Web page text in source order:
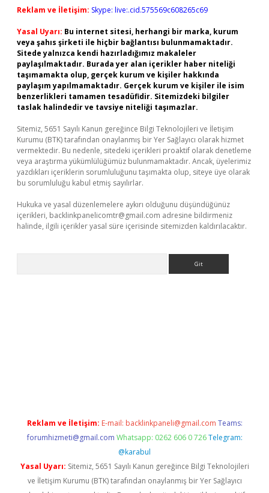
Reklam ve İletişim: Skype: live:.cid.575569c608265c69
Yasal Uyarı: Bu internet sitesi, herhangi bir marka, kurum
veya şahıs şirketi ile hiçbir bağlantısı bulunmamaktadır.
Sitede yalnızca kendi hazırladığımız makaleler
paylaşılmaktadır. Burada yer alan içerikler haber niteliği
taşımamakta olup, gerçek kurum ve kişiler hakkında
paylaşım yapılmamaktadır. Gerçek kurum ve kişiler ile isim
benzerlikleri tamamen tesadüfidir. Sitemizdeki bilgiler
taslak halindedir ve tavsiye niteliği taşımazlar.
Sitemiz, 5651 Sayılı Kanun gereğince Bilgi Teknolojileri ve İletişim
Kurumu (BTK) tarafından onaylanmış bir Yer Sağlayıcı olarak hizmet
vermektedir. Bu nedenle, sitedeki içerikleri proaktif olarak denetleme
veya araştırma yükümlülüğümüz bulunmamaktadır. Ancak, üyelerimiz
yazdıkları içeriklerin sorumluluğunu taşımakta olup, siteye üye olarak
bu sorumluluğu kabul etmiş sayılırlar.
Hukuka ve yasal düzenlemelere aykırı olduğunu düşündüğünüz
içerikleri, backlinkpanelicomtr@gmail.com adresine bildirmeniz
halinde, ilgili içerikler yasal süre içerisinde sitemizden kaldırılacaktır.
Reklam ve İletişim: E-mail: backlinkpaneli@gmail.com Teams:
forumhizmeti@gmail.com Whatsapp: 0262 606 0 726 Telegram:
@karabul
Yasal Uyarı: Sitemiz, 5651 Sayılı Kanun gereğince Bilgi Teknolojileri
ve İletişim Kurumu (BTK) tarafından onaylanmış bir Yer Sağlayıcı